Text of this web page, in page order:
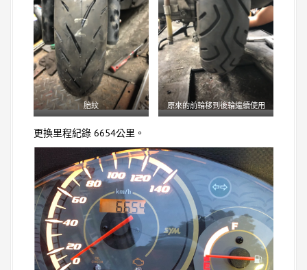
胎紋 原來的前輪移到後輪繼續使用
更換里程紀錄 6654公里。